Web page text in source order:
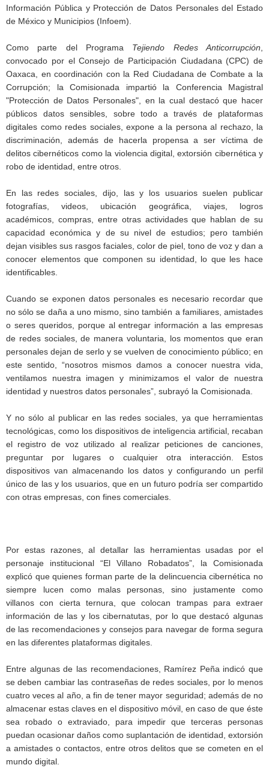
Información Pública y Protección de Datos Personales del Estado
de México y Municipios (Infoem).
Como parte del Programa Tejiendo Redes Anticorrupción
convocado por el Consejo de Participación Ciudadana (CPC) de
Oaxaca, en coordinación con la Red Ciudadana de Combate a la
Corrupción; la Comisionada impartió la Conferencia Magistral
"Protección de Datos Personales", en la cual destacó que hacer
públicos datos sensibles, sobre todo a través de plataformas
digitales como redes sociales, expone a la persona al rechazo, la
discriminación, además de hacerla propensa a ser víctima de
delitos cibernéticos como la violencia digital, extorsión cibernética y
robo de identidad, entre otros.
En las redes sociales, dijo, las y los usuarios suelen publicar
fotografías, videos, ubicación geográfica, viajes, logros
académicos, compras, entre otras actividades que hablan de su
capacidad económica y de su nivel de estudios; pero también
dejan visibles sus rasgos faciales, color de piel, tono de voz y dan a
conocer elementos que componen su identidad, lo que les hace
identificables.
Cuando se exponen datos personales es necesario recordar que
no sólo se daña a uno mismo, sino también a familiares, amistades
o seres queridos, porque al entregar información a las empresas
de redes sociales, de manera voluntaria, los momentos que eran
personales dejan de serlo y se vuelven de conocimiento público; en
este sentido, “nosotros mismos damos a conocer nuestra vida,
ventilamos nuestra imagen y minimizamos el valor de nuestra
identidad y nuestros datos personales”, subrayó la Comisionada.
Y no sólo al publicar en las redes sociales, ya que herramientas
tecnológicas, como los dispositivos de inteligencia artificial, recaban
el registro de voz utilizado al realizar peticiones de canciones,
preguntar por lugares o cualquier otra interacción. Estos
dispositivos van almacenando los datos y configurando un perfil
único de las y los usuarios, que en un futuro podría ser compartido
con otras empresas, con fines comerciales.
Por estas razones, al detallar las herramientas usadas por el
personaje institucional “El Villano Robadatos”, la Comisionada
explicó que quienes forman parte de la delincuencia cibernética no
siempre lucen como malas personas, sino justamente como
villanos con cierta ternura, que colocan trampas para extraer
información de las y los cibernatutas, por lo que destacó algunas
de las recomendaciones y consejos para navegar de forma segura
en las diferentes plataformas digitales.
Entre algunas de las recomendaciones, Ramírez Peña indicó que
se deben cambiar las contraseñas de redes sociales, por lo menos
cuatro veces al año, a fin de tener mayor seguridad; además de no
almacenar estas claves en el dispositivo móvil, en caso de que éste
sea robado o extraviado, para impedir que terceras personas
puedan ocasionar daños como suplantación de identidad, extorsión
a amistades o contactos, entre otros delitos que se cometen en el
mundo digital.